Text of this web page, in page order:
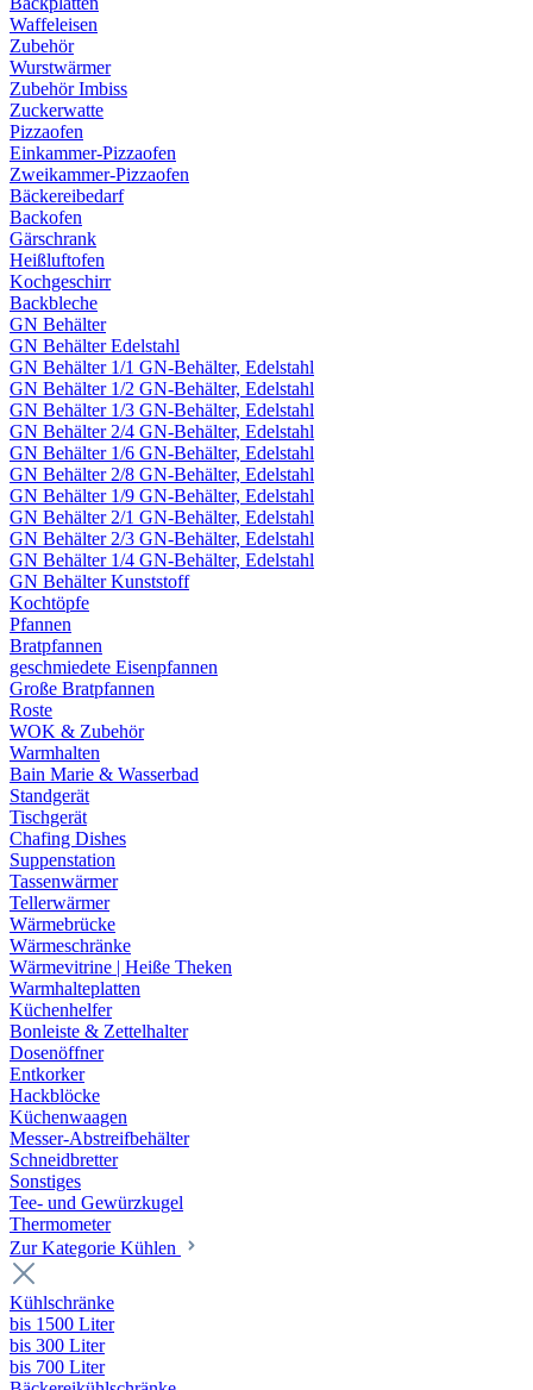
Waffeleisen
Zubehör
Wurstwärmer
Zubehör Imbiss
Zuckerwatte
Pizzaofen
Einkammer-Pizzaofen
Zweikammer-Pizzaofen
Bäckereibedarf
Backofen
Gärschrank
Heißluftofen
Kochgeschirr
Backbleche
GN Behälter
GN Behälter Edelstahl
GN Behälter 1/1 GN-Behälter, Edelstahl
GN Behälter 1/2 GN-Behälter, Edelstahl
GN Behälter 1/3 GN-Behälter, Edelstahl
GN Behälter 2/4 GN-Behälter, Edelstahl
GN Behälter 1/6 GN-Behälter, Edelstahl
GN Behälter 2/8 GN-Behälter, Edelstahl
GN Behälter 1/9 GN-Behälter, Edelstahl
GN Behälter 2/1 GN-Behälter, Edelstahl
GN Behälter 2/3 GN-Behälter, Edelstahl
GN Behälter 1/4 GN-Behälter, Edelstahl
GN Behälter Kunststoff
Kochtöpfe
Pfannen
Bratpfannen
geschmiedete Eisenpfannen
Große Bratpfannen
Roste
WOK & Zubehör
Warmhalten
Bain Marie & Wasserbad
Standgerät
Tischgerät
Chafing Dishes
Suppenstation
Tassenwärmer
Tellerwärmer
Wärmebrücke
Wärmeschränke
Wärmevitrine | Heiße Theken
Warmhalteplatten
Küchenhelfer
Bonleiste & Zettelhalter
Dosenöffner
Entkorker
Hackblöcke
Küchenwaagen
Messer-Abstreifbehälter
Schneidbretter
Sonstiges
Tee- und Gewürzkugel
Thermometer
Zur Kategorie Kühlen
Kühlschränke
bis 1500 Liter
bis 300 Liter
bis 700 Liter